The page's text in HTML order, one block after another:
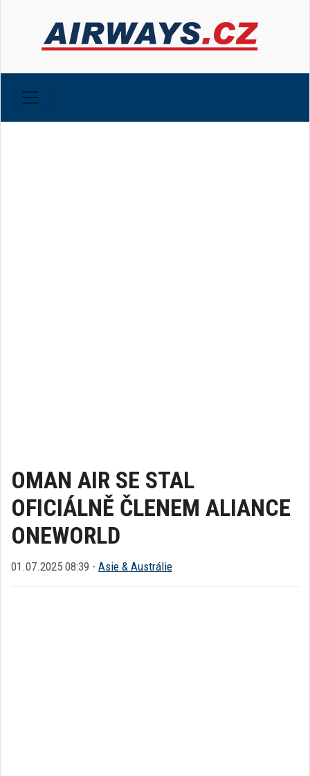
OMAN AIR SE STAL
OFICIÁLNĚ ČLENEM ALIANCE
ONEWORLD
01.07.2025 08:39 - Asie & Austrálie